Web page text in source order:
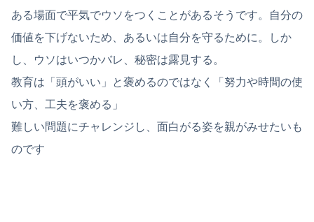
ある場面で平気でウソをつくことがあるそうです。自分の
価値を下げないため、あるいは自分を守るために。しか
し、ウソはいつかバレ、秘密は露見する。
教育は「頭がいい」と褒めるのではなく「努力や時間の使
い方、工夫を褒める」
難しい問題にチャレンジし、面白がる姿を親がみせたいも
のです